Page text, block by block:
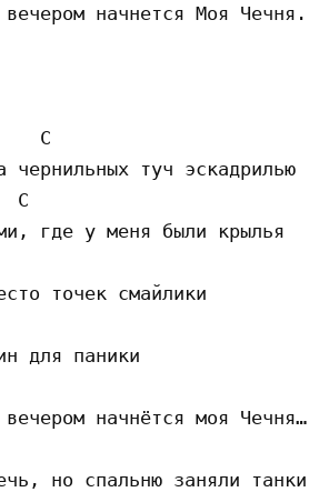
начнется Моя Чечня.
C
чернильных туч эскадрилью
C
где у меня были крылья
точек смайлики
для паники
начнётся моя Чечня…
но спальню заняли танки